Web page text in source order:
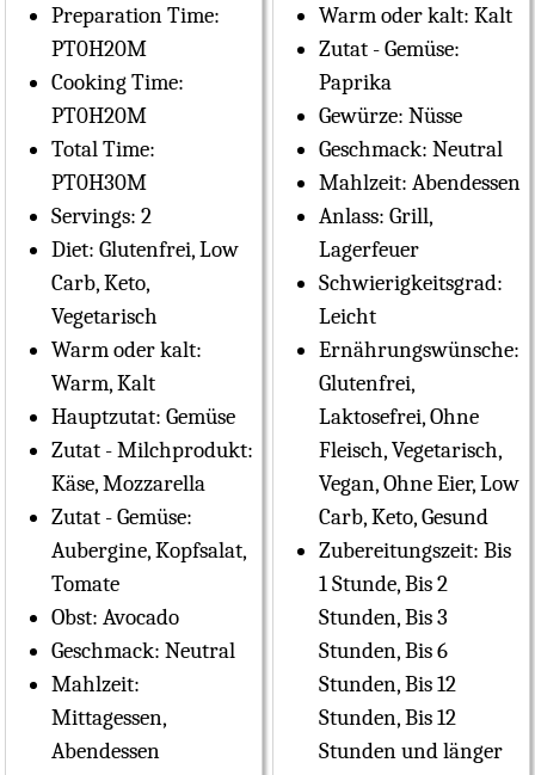
Preparation Time:
PT0H20M
Cooking Time:
PT0H20M
Total Time:
PT0H30M
Servings: 2
Diet: Glutenfrei, Low
Carb, Keto,
Vegetarisch
Warm oder kalt:
Warm, Kalt
Hauptzutat: Gemüse
Zutat - Milchprodukt:
Käse, Mozzarella
Zutat - Gemüse:
Aubergine, Kopfsalat,
Tomate
Obst: Avocado
Geschmack: Neutral
Mahlzeit:
Mittagessen,
Abendessen
Warm oder kalt: Kalt
Zutat - Gemüse:
Paprika
Gewürze: Nüsse
Geschmack: Neutral
Mahlzeit: Abendessen
Anlass: Grill,
Lagerfeuer
Schwierigkeitsgrad:
Leicht
Ernährungswünsche:
Glutenfrei,
Laktosefrei, Ohne
Fleisch, Vegetarisch,
Vegan, Ohne Eier, Low
Carb, Keto, Gesund
Zubereitungszeit: Bis
1 Stunde, Bis 2
Stunden, Bis 3
Stunden, Bis 6
Stunden, Bis 12
Stunden, Bis 12
Stunden und länger